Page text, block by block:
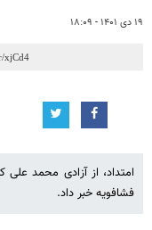
۱۹ دی ۱۴۰۱ - ۱۸:۰۹
امتداد، از آزادی محمد علی
فشافویه خبر داد.